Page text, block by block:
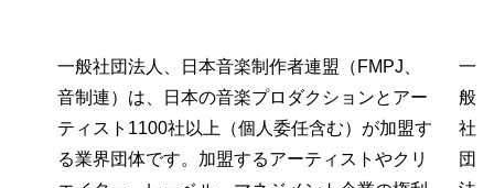
一般社団法人、日本音楽制作者連盟（FMPJ、
音制連）は、日本の音楽プロダクションとアー
ティスト1100社以上（個人委任含む）が加盟す
る業界団体です。加盟するアーティストやクリ
一
般
社
団